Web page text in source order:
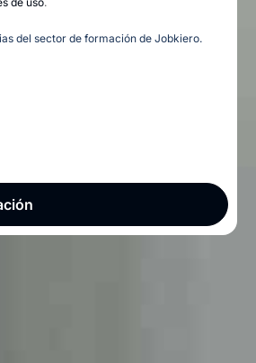
del sector de formación de Jobkiero.